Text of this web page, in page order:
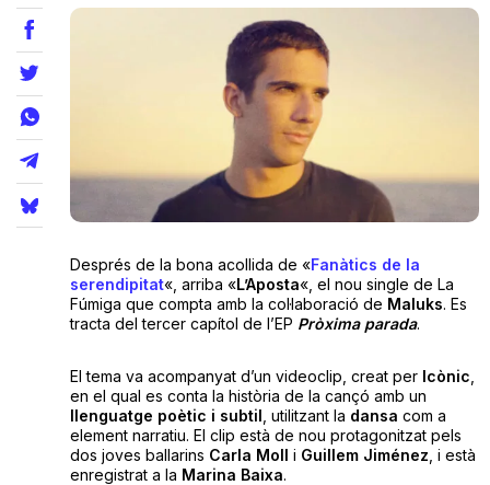
Opinió
Llibres
La Llista
Llocs
Després de la bona acollida de «Fanàtics de la
serendipitat«, arriba «L’Aposta«, el nou single de La
Fúmiga que compta amb la col·laboració de Maluks. Es
tracta del tercer capítol de l’EP Pròxima parada.
El tema va acompanyat d’un videoclip, creat per Icònic
en el qual es conta la història de la cançó amb un
llenguatge poètic i subtil , utilitzant la dansa com a
element narratiu. El clip està de nou protagonitzat pels
dos joves ballarins Carla Moll i Guillem Jiménez , i està
enregistrat a la Marina Baixa.